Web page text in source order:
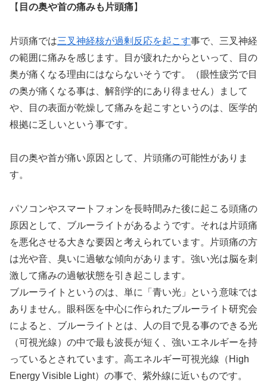
【 目の奥や首の痛みも片頭痛】
片頭痛では三叉神経核が過剰反応を起こす事で、三叉神経
の範囲に痛みを感じます。目が疲れたからといって、目の
奥が痛くなる理由にはならないそうです。（眼性疲労で目
の奥が痛くなる事は、解剖学的にあり得ません）まして
や、目の表面が乾燥して痛みを起こすというのは、医学的
根拠に乏しいという事です。
目の奥や首が痛い原因として、片頭痛の可能性がありま
す。
パソコンやスマートフォンを長時間みた後に起こる頭痛の
原因として、ブルーライトがあるようです。それは片頭痛
を悪化させる大きな要因と考えられています。片頭痛の方
は光や音、臭いに過敏な傾向があります。強い光は脳を刺
激して痛みの過敏状態を引き起こします。
ブルーライトというのは、単に「青い光」という意味では
ありません。眼科医を中心に作られたブルーライト研究会
によると、ブルーライトとは、人の目で見る事のできる光
（可視光線）の中で最も波長が短く、強いエネルギーを持
っているとされています。高エネルギー可視光線（High
Energy Visible Light）の事で、紫外線に近いものです。